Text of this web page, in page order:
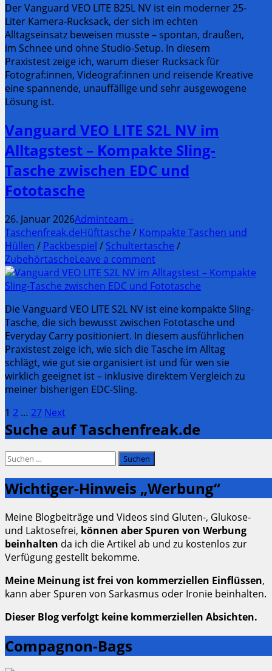
Der Vanguard VEO LITE B25L NV ist ein moderner 25-
Liter Kamera-Rucksack, der sich im echten
Alltagseinsatz beweisen musste – spontan, draußen,
im Schnee und ohne Studio-Setup. In diesem
Praxistest zeige ich, warum dieser Rucksack für
Fotograf:innen, Videograf:innen und reisende Kreative
eine spannende, unauffällige und sehr ausgewogene
Lösung ist.
Vanguard VEO LITE S2L NV im
Alltagstest – Kompakte Sling-
Tasche zwischen EDC und
Fototasche
26. Januar 2026Adminteam -
Taschenfreak.deHüfttasche / Kompakte Taschen und
Hüllen / Packbespiel / Schultertasche /
ZubehörtascheLeave a comment
Die Vanguard VEO LITE S2L NV ist eine kompakte Sling-
Tasche, die sich bewusst zwischen Fototasche und
Everyday Carry positioniert. In diesem ausführlichen
Praxistest zeige ich, wie sich die Tasche im Alltag
schlägt, wie gut sie organisiert ist und für wen sie
wirklich geeignet ist – inklusive direktem Vergleich zu
meiner bisherigen EDC-Sling.
Seitennummerierung
der
Beiträge
Page
1 Page
2 … Page
27 Next
Suche auf Taschenfreak.de
Suchen
Wichtiger-Hinweis „Werbung“
Meine Blogbeiträge und Videos sind Gluten-, Glukose-
und Laktosefrei, können aber Spuren von Werbung
beinhalten da ich die Artikel ab und zu kostenlos zur
Verfügung gestellt bekomme.
Meine Meinung ist frei von kommerziellen Einflüssen,
kann aber Spuren von Sarkasmus oder Ironie beinhalten.
Dieser Blog verfolgt keine kommerziellen Absichten.
Compagnon-Bags